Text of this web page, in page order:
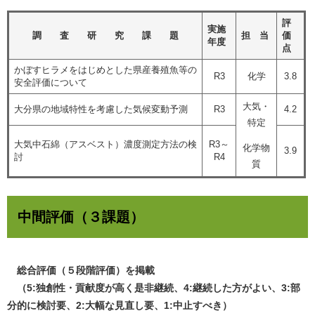
調 査 研 究 課 題
実施
年度
担 当
評
価
点
かぼすヒラメをはじめとした県産養殖魚等の
安全評価について
R3 化学 3.8
大分県の地域特性を考慮した気候変動予測 R3
大気・
特定
化学物
質
4.2
大気中石綿（アスベスト）濃度測定方法の検
討
R3～
R4
3.9
中間評価（３課題）
総合評価（５段階評価）を掲載
（5:独創性・貢献度が高く是非継続、4:継続した方がよい、3:部
分的に検討要、2:大幅な見直し要、1:中止すべき）